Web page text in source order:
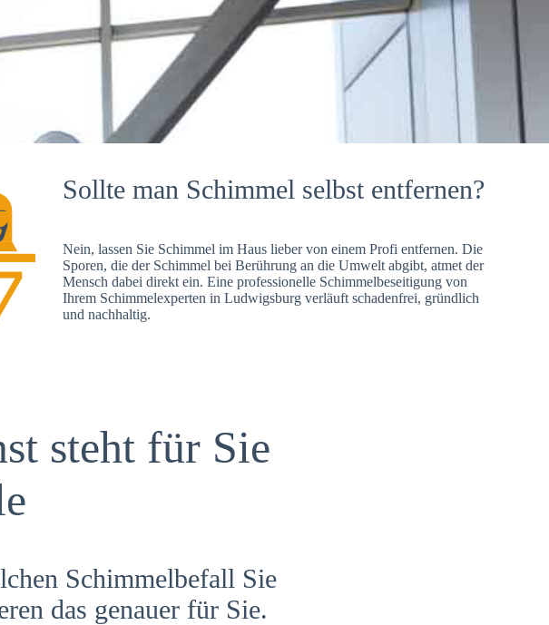
Sollte man Schimmel selbst entfernen?
Nein, lassen Sie Schimmel im Haus lieber von einem Profi entfernen. Die
Sporen, die der Schimmel bei Berührung an die Umwelt abgibt, atmet der
Mensch dabei direkt ein. Eine professionelle Schimmelbeseitigung von
Ihrem Schimmelexperten in Ludwigsburg verläuft schadenfrei, gründlich
und nachhaltig.
steht für Sie
Schimmelbefall Sie
das genauer für Sie.